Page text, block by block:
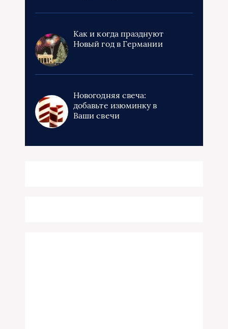
Как и когда празднуют
Новый год в Германии
Новогодняя свеча:
добавьте изюминку в
Ваши свечи